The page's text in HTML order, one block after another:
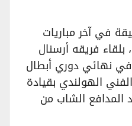
لمدة 65 دقيقة في آخر مباريات
فريقه أرسنال
نهائي دوري أبطال
الهولندي بقيادة
المدافع الشاب من